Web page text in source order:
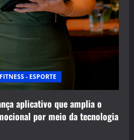
- ESPORTE
aplicativo que amplia o
por meio da tecnologia